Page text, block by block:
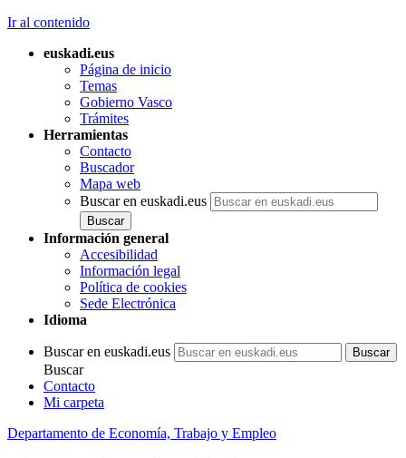
Ir al contenido
euskadi.eus
Página de inicio
Temas
Gobierno Vasco
Trámites
Herramientas
Contacto
Buscador
Mapa web
Buscar en euskadi.eus
Información general
Accesibilidad
Información legal
Política de cookies
Sede Electrónica
Idioma
Buscar en euskadi.eus
Buscar
Contacto
Mi carpeta
Departamento de Economía, Trabajo y Empleo